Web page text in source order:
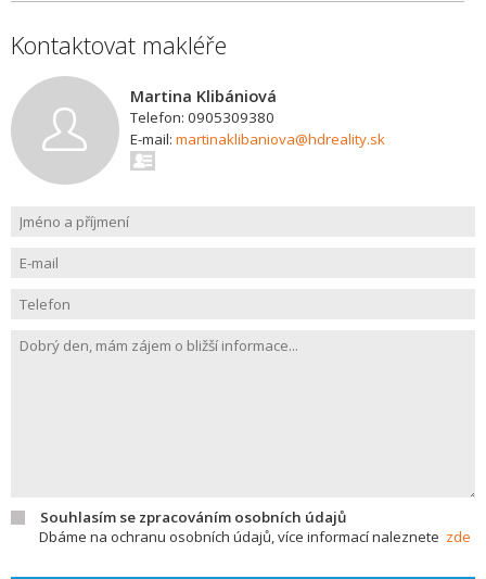
Kontaktovat makléře
Martina Klibániová
Telefon: 0905309380
E-mail: martinaklibaniova@hdreality.sk
Souhlasím se zpracováním osobních údajů
Dbáme na ochranu osobních údajů, více informací naleznete zde